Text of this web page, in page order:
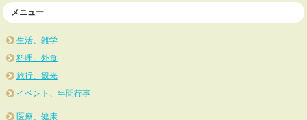
メニュー
生活、雑学
料理、外食
旅行、観光
イベント、年間行事
医療、健康